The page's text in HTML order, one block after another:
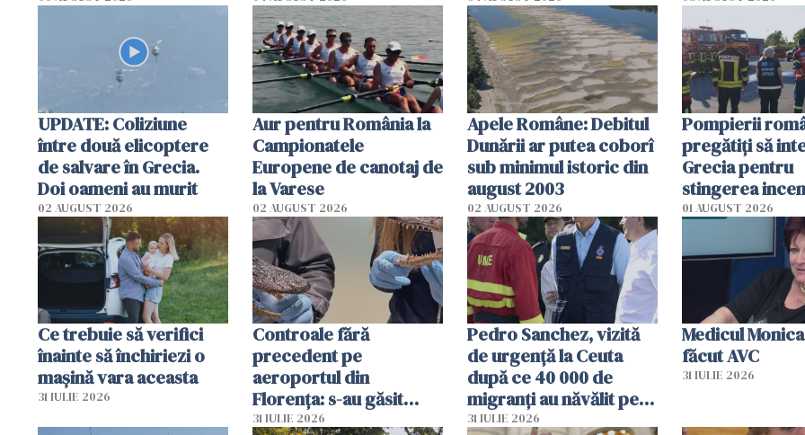
efectele, deși
în iulie
UPDATE: Coliziune
între două elicoptere
de salvare în Grecia.
Doi oameni au murit
02 AUGUST 2026
Aur pentru România la
Campionatele
Europene de canotaj de
la Varese
02 AUGUST 2026
Apele Române: Debitul
Dunării ar putea coborî
sub minimul istoric din
august 2003
02 AUGUST 2026
Pompierii
pregătiţi să
Grecia pentru
stingerea
01 AUGUST 2026
Ce trebuie să verifici
înainte să închiriezi o
mașină vara aceasta
31 IULIE 2026
Controale fără
precedent pe
aeroportul din
Florența: s-au găsit
capete de aligator și o
31 IULIE 2026
Pedro Sanchez, vizită
de urgență la Ceuta
după ce 40 000 de
migranți au năvălit pe
teritoriul spaniol: „Vom
31 IULIE 2026
Medicul
făcut AVC
31 IULIE 2026